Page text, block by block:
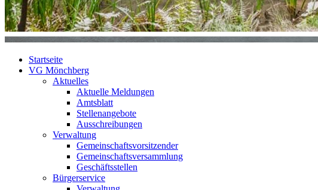
Startseite
VG Mönchberg
Aktuelles
Aktuelle Meldungen
Amtsblatt
Stellenangebote
Ausschreibungen
Verwaltung
Gemeinschaftsvorsitzender
Gemeinschaftsversammlung
Geschäftsstellen
Bürgerservice